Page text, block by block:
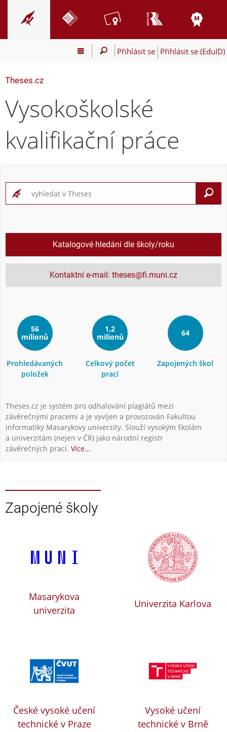
Přihlásit se Přihlásit se (EduID)
Theses.cz
Vysokoškolské
kvalifikační práce
Katalogové hledání dle školy/roku
Kontaktní e-mail: theses@fi.muni.cz
56
milionů
Prohledávaných
položek
1,2
milionů
Celkový počet
prací
64
Zapojených škol
Theses.cz je systém pro odhalování plagiátů mezi
závěrečnými pracemi a je vyvíjen a provozován Fakultou
informatiky Masarykovy univerzity. Slouží vysokým školám
a univerzitám (nejen v ČR) jako národní registr
závěrečných prací. Více…
Zapojené školy
Masarykova
univerzita
Univerzita Karlova
České vysoké učení
technické v Praze
Vysoké učení
technické v Brně